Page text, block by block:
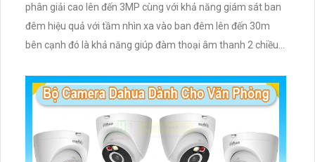
phân giải cao lên đến 3MP cùng với khả năng giám sát ban
đêm hiệu quả với tầm nhìn xa vào ban đêm lên đến 30m
bên cạnh đó là khả năng giúp đàm thoại âm thanh 2 chiều